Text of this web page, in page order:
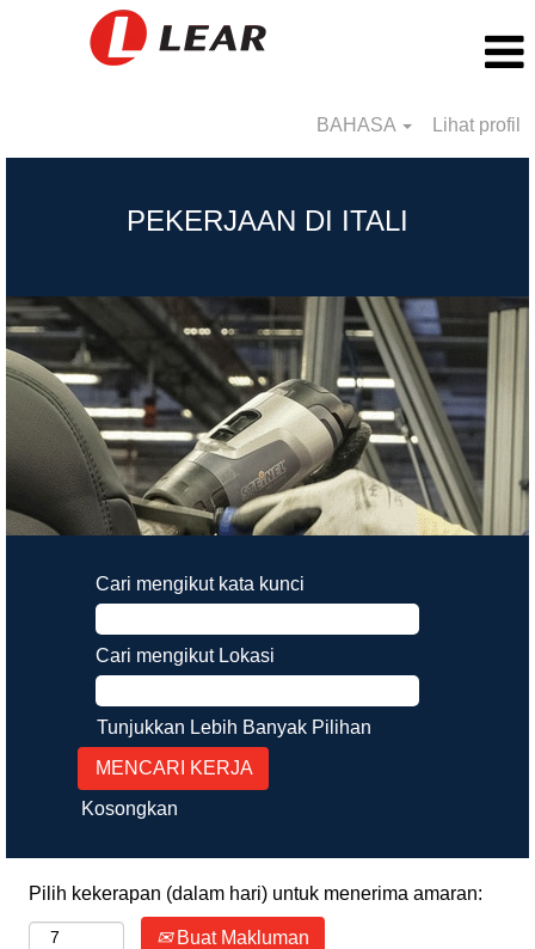
BAHASA Lihat profil
PEKERJAAN DI ITALI
Cari mengikut kata kunci
Cari mengikut Lokasi
Tunjukkan Lebih Banyak Pilihan
Kosongkan
Pilih kekerapan (dalam hari) untuk menerima amaran:
Buat Makluman